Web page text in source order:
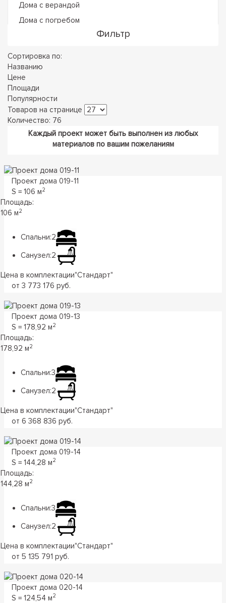
Дома с верандой
Дома с погребом
Фильтр
Сортировка по:
Названию
Цене
Площади
Популярности
Товаров на странице
Количество: 76
Каждый проект может быть выполнен из любых
материалов по вашим пожеланиям
Проект дома 019-11
S = 106 м2
Площадь:
106 м2
Спальни:2
Санузел:2
Цена в комплектации"Стандарт"
от 3 773 176 руб.
Проект дома 019-13
S = 178,92 м2
Площадь:
178,92 м2
Спальни:3
Санузел:2
Цена в комплектации"Стандарт"
от 6 368 836 руб.
Проект дома 019-14
S = 144,28 м2
Площадь:
144,28 м2
Спальни:3
Санузел:2
Цена в комплектации"Стандарт"
от 5 135 791 руб.
Проект дома 020-14
S = 124,54 м2